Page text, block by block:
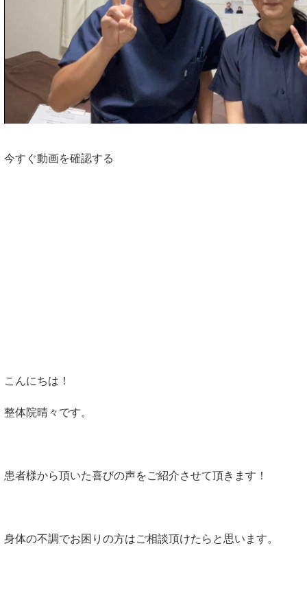
今すぐ動画を確認する
こんにちは！
整体院晴々です。
患者様から頂いた喜びの声をご紹介させて頂きます！
身体の不調でお困りの方はご相談頂けたらと思います。